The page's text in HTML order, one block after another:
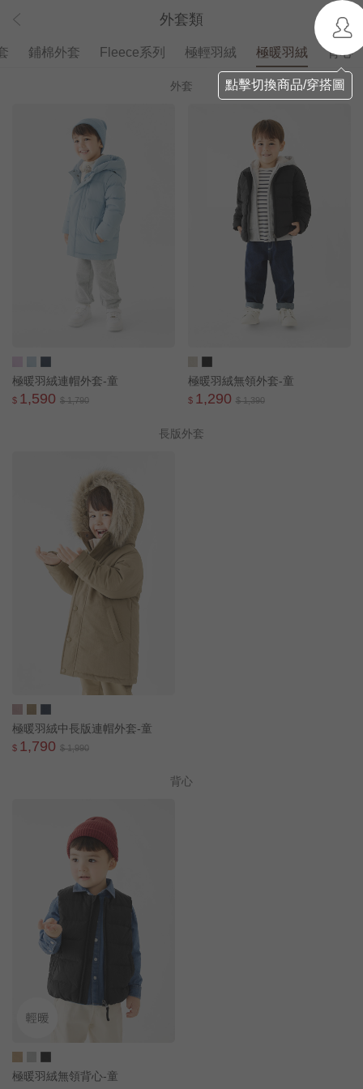
外套類
鋪棉外套 Fleece系列 極輕羽絨 極暖羽絨 背心
外套
極暖羽絨連帽外套-童
$ 1,590 $ 1,790
極暖羽絨無領外套-童
$ 1,290 $ 1,390
長版外套
極暖羽絨中長版連帽外套-童
$ 1,790 $ 1,990
背心
極暖羽絨無領背心-童
點擊切換商品/穿搭圖